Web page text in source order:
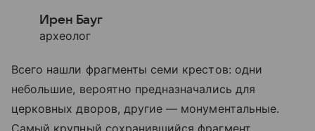
Ирен Бауг
археолог
Всего нашли фрагменты семи крестов: одни
небольшие, вероятно предназначались для
церковных дворов, другие — монументальные.